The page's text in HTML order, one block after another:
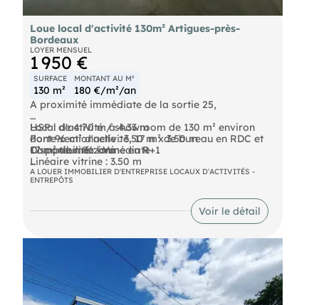
Loue local d'activité 130m² Artigues-près-
Bordeaux
LOYER MENSUEL
1 950 €
SURFACE
130 m²
MONTANT AU M²
180 €/m²/an
A proximité immédiate de la sortie 25,
Local d'activité / showroom de 130 m² environ
dont 96 m² d'activité, 17 m² de bureau en RDC et
17 m² de mezzanine en R+1
Prestations :
HSP : de 4.70 m à 4.33 m
Porte sectionnelle : 3.50 m x 3.50 m
Compteur: 36 kVa
Linéaire vitrine : 3.50 m
3 places de parking
Site clos et sécurisé
Disponibilité : immédiate
Les informations sur les risques auxquels ce bien
est exposé sont disponibles sur le site Géorisques :
A LOUER IMMOBILIER D'ENTREPRISE LOCAUX D'ACTIVITÉS -
ENTREPÔTS
Voir le détail